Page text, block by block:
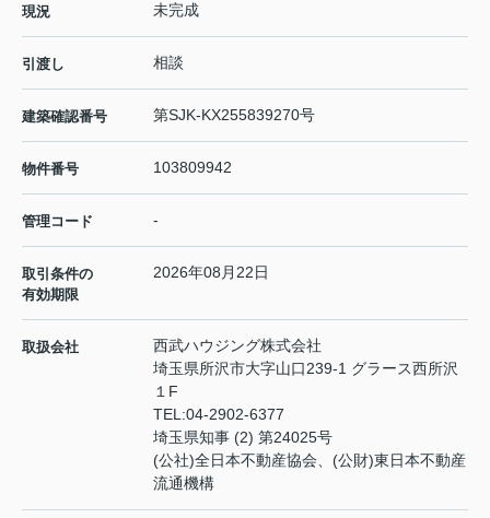
現況 未完成
引渡し 相談
建築確認番号 第SJK-KX255839270号
物件番号 103809942
管理コード -
取引条件の
有効期限
2026年08月22日
取扱会社
西武ハウジング株式会社
埼玉県所沢市大字山口239-1 グラース西所沢
１F
TEL:04-2902-6377
埼玉県知事 (2) 第24025号
(公社)全日本不動産協会、(公財)東日本不動産
流通機構